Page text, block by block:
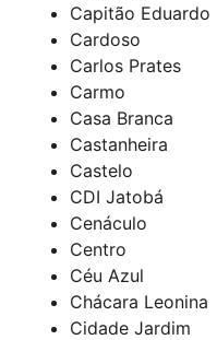
Capitão Eduardo
Cardoso
Carlos Prates
Carmo
Casa Branca
Castanheira
Castelo
CDI Jatobá
Cenáculo
Centro
Céu Azul
Chácara Leonina
Cidade Jardim